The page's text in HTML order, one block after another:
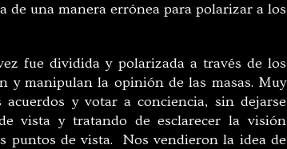
una manera errónea para polarizar a los
fue dividida y polarizada a través de los
y manipulan la opinión de las masas. Muy
y votar a conciencia, sin dejarse
vista y tratando de esclarecer la visión
puntos de vista. Nos vendieron la idea de